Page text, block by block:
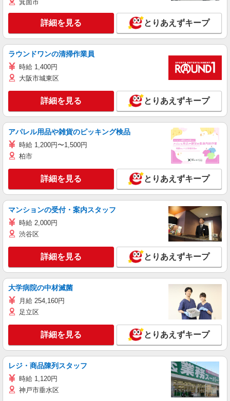
箕面市
詳細を見る とりあえずキープ
ラウンドワンの清掃作業員
時給 1,400円
大阪市城東区
詳細を見る とりあえずキープ
アパレル用品や雑貨のピッキング検品
時給 1,200円〜1,500円
柏市
詳細を見る とりあえずキープ
マンションの受付・案内スタッフ
時給 2,000円
渋谷区
詳細を見る とりあえずキープ
大学病院の中材滅菌
月給 254,160円
足立区
詳細を見る とりあえずキープ
レジ・商品陳列スタッフ
時給 1,120円
神戸市垂水区